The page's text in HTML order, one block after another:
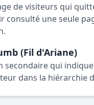
de visiteurs qui
consulté une seule
(Fil d'Ariane)
secondaire qui
dans la hiérarchie